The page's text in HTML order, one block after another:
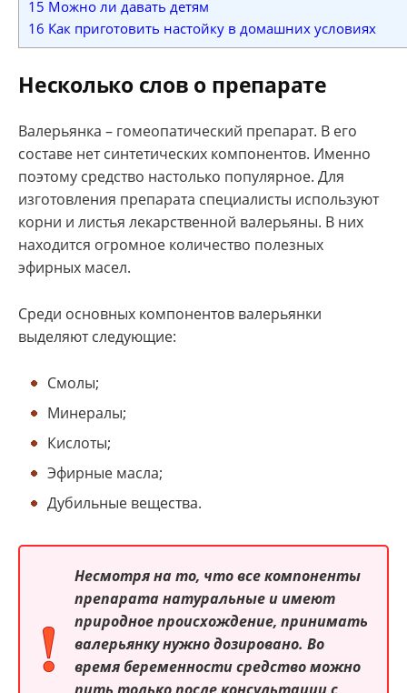
15 Можно ли давать детям
16 Как приготовить настойку в домашних условиях
Несколько слов о препарате
Валерьянка – гомеопатический препарат. В его
составе нет синтетических компонентов. Именно
поэтому средство настолько популярное. Для
изготовления препарата специалисты используют
корни и листья лекарственной валерьяны. В них
находится огромное количество полезных
эфирных масел.
Среди основных компонентов валерьянки
выделяют следующие:
Смолы;
Минералы;
Кислоты;
Эфирные масла;
Дубильные вещества.
Несмотря на то, что все компоненты
препарата натуральные и имеют
природное происхождение, принимать
валерьянку нужно дозировано. Во
время беременности средство можно